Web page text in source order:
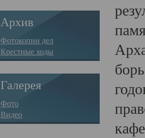
Архив
Фотокопии дел
Крестные ходы
Галерея
Фото
Видео